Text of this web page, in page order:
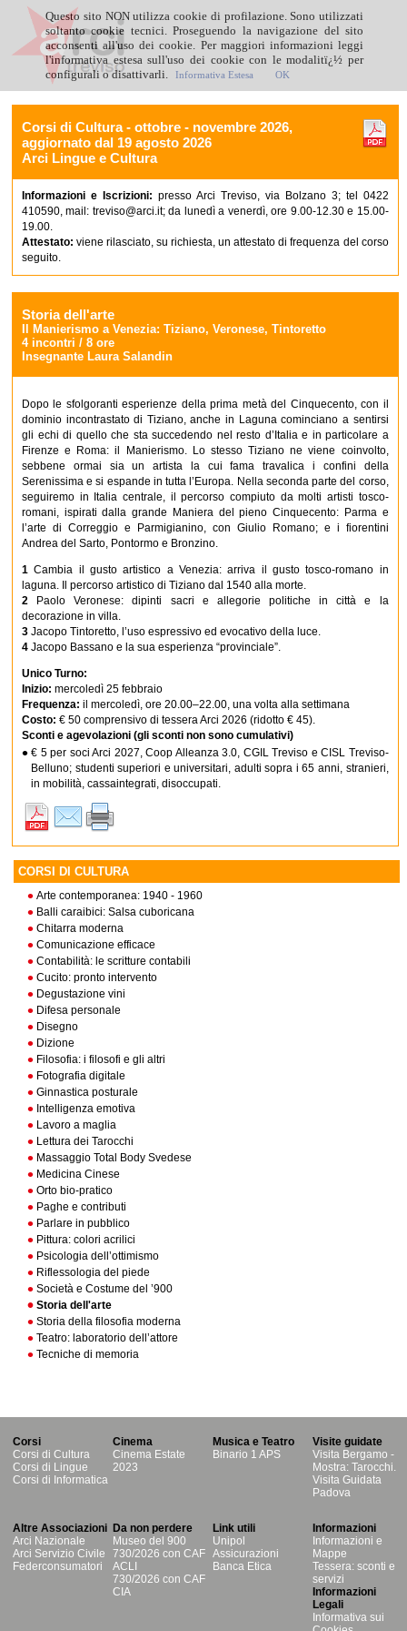
CORSI DI CULTURA
Arte contemporanea: 1940 - 1960
Balli caraibici: Salsa cuboricana
Chitarra moderna
Comunicazione efficace
Contabilità: le scritture contabili
Cucito: pronto intervento
Degustazione vini
Difesa personale
Disegno
Dizione
Filosofia: i filosofi e gli altri
Fotografia digitale
Ginnastica posturale
Intelligenza emotiva
Lavoro a maglia
Lettura dei Tarocchi
Massaggio Total Body Svedese
Medicina Cinese
Orto bio-pratico
Paghe e contributi
Parlare in pubblico
Pittura: colori acrilici
Psicologia dell’ottimismo
Riflessologia del piede
Società e Costume del ’900
Storia dell'arte
Storia della filosofia moderna
Teatro: laboratorio dell’attore
Tecniche di memoria
Corsi di Cultura - ottobre - novembre 2026,
aggiornato dal 19 agosto 2026
Arci Lingue e Cultura
Informazioni e Iscrizioni: presso Arci Treviso, via Bolzano 3; tel 0422
410590, mail: treviso@arci.it; da lunedì a venerdì, ore 9.00-12.30 e 15.00-
19.00.
Attestato:viene rilasciato, su richiesta, un attestato di frequenza del corso
seguito.
Storia dell'arte
Il Manierismo a Venezia: Tiziano, Veronese, Tintoretto
4 incontri / 8 ore
Insegnante Laura Salandin
Dopo le sfolgoranti esperienze della prima metà del Cinquecento, con il
dominio incontrastato di Tiziano, anche in Laguna cominciano a sentirsi
gli echi di quello che sta succedendo nel resto d’Italia e in particolare a
Firenze e Roma: il Manierismo. Lo stesso Tiziano ne viene coinvolto,
sebbene ormai sia un artista la cui fama travalica i confini della
Serenissima e si espande in tutta l’Europa. Nella seconda parte del corso,
seguiremo in Italia centrale, il percorso compiuto da molti artisti tosco-
romani, ispirati dalla grande Maniera del pieno Cinquecento: Parma e
l’arte di Correggio e Parmigianino, con Giulio Romano; e i fiorentini
Andrea del Sarto, Pontormo e Bronzino.
1 Cambia il gusto artistico a Venezia: arriva il gusto tosco-romano in
laguna. Il percorso artistico di Tiziano dal 1540 alla morte.
2 Paolo Veronese: dipinti sacri e allegorie politiche in città e la
decorazione in villa.
3 Jacopo Tintoretto, l’uso espressivo ed evocativo della luce.
4 Jacopo Bassano e la sua esperienza “provinciale”.
Unico Turno:
Inizio: mercoledì 25 febbraio
Frequenza: il mercoledì, ore 20.00–22.00, una volta alla settimana
Costo: € 50 comprensivo di tessera Arci 2026 (ridotto € 45).
Sconti e agevolazioni (gli sconti non sono cumulativi)
€ 5 per soci Arci 2027, Coop Alleanza 3.0, CGIL Treviso e CISL Treviso-
Belluno; studenti superiori e universitari, adulti sopra i 65 anni, stranieri,
in mobilità, cassaintegrati, disoccupati.
Corsi
Corsi di Cultura
Corsi di Lingue
Corsi di Informatica
Cinema
Cinema Estate
2023
Musica e Teatro
Binario 1 APS
Visite guidate
Visita Bergamo -
Mostra: Tarocchi.
Visita Guidata
Padova
Altre Associazioni
Arci Nazionale
Arci Servizio Civile
Federconsumatori
Da non perdere
Museo del 900
730/2026 con CAF
ACLI
730/2026 con CAF
CIA
Link utili
Unipol
Assicurazioni
Banca Etica
Informazioni
Informazioni e
Mappe
Tessera: sconti e
servizi
Informazioni
Legali
Informativa sui
Questo sito NON utilizza cookie di profilazione. Sono utilizzati
soltanto cookie tecnici. Proseguendo la navigazione del sito
acconsenti all'uso dei cookie. Per maggiori informazioni leggi
l'informativa estesa sull'uso dei cookie con le modalitï¿½ per
configurali o disattivarli.
Informativa Estesa OK